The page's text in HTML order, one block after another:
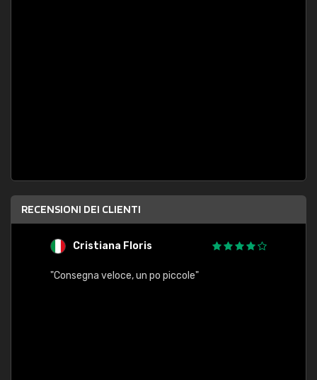
RECENSIONI DEI CLIENTI
Cristiana Floris
"Consegna veloce, un po piccole"